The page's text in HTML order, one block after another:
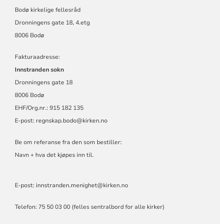
Bodø kirkelige fellesråd
Dronningens gate 18, 4.etg
8006 Bodø
Fakturaadresse:
Innstranden sokn
Dronningens gate 18
8006 Bodø
EHF/Org.nr.: 915 182 135
E-post: regnskap.bodo@kirken.no
Be om referanse fra den som bestiller:
Navn + hva det kjøpes inn til.
E-post: innstranden.menighet@kirken.no
Telefon: 75 50 03 00 (felles sentralbord for alle kirker)